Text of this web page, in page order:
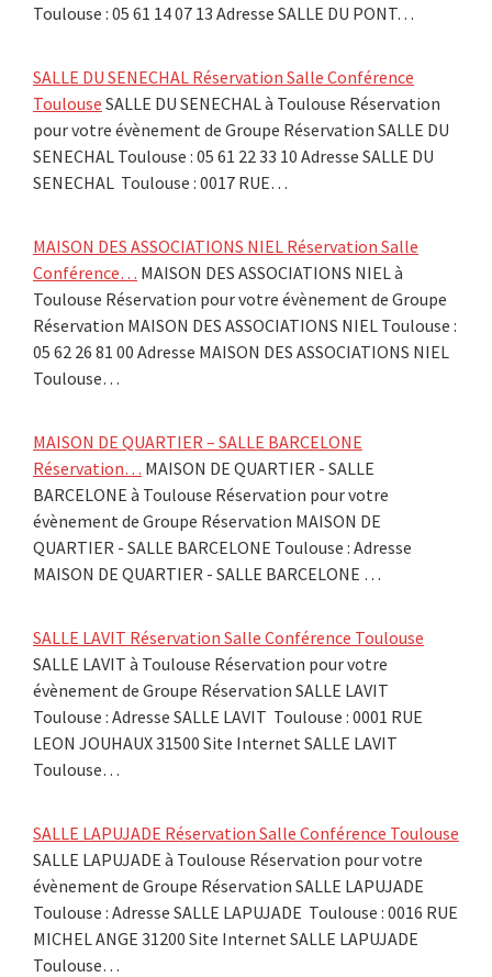
Toulouse : 05 61 14 07 13 Adresse SALLE DU PONT…
SALLE DU SENECHAL Réservation Salle Conférence
Toulouse SALLE DU SENECHAL à Toulouse Réservation
pour votre évènement de Groupe Réservation SALLE DU
SENECHAL Toulouse : 05 61 22 33 10 Adresse SALLE DU
SENECHAL Toulouse : 0017 RUE…
MAISON DES ASSOCIATIONS NIEL Réservation Salle
Conférence… MAISON DES ASSOCIATIONS NIEL à
Toulouse Réservation pour votre évènement de Groupe
Réservation MAISON DES ASSOCIATIONS NIEL Toulouse :
05 62 26 81 00 Adresse MAISON DES ASSOCIATIONS NIEL
Toulouse…
MAISON DE QUARTIER – SALLE BARCELONE
Réservation… MAISON DE QUARTIER - SALLE
BARCELONE à Toulouse Réservation pour votre
évènement de Groupe Réservation MAISON DE
QUARTIER - SALLE BARCELONE Toulouse : Adresse
MAISON DE QUARTIER - SALLE BARCELONE …
SALLE LAVIT Réservation Salle Conférence Toulouse
SALLE LAVIT à Toulouse Réservation pour votre
évènement de Groupe Réservation SALLE LAVIT
Toulouse : Adresse SALLE LAVIT Toulouse : 0001 RUE
LEON JOUHAUX 31500 Site Internet SALLE LAVIT
Toulouse…
SALLE LAPUJADE Réservation Salle Conférence Toulouse
SALLE LAPUJADE à Toulouse Réservation pour votre
évènement de Groupe Réservation SALLE LAPUJADE
Toulouse : Adresse SALLE LAPUJADE Toulouse : 0016 RUE
MICHEL ANGE 31200 Site Internet SALLE LAPUJADE
Toulouse…